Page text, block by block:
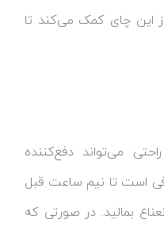
روزانه ۲ تا ۳ بار از این چای کمک می‌کند تا
می‌تواند دفع‌کننده
است تا نیم ساعت قبل
بمالید. در صورتی که